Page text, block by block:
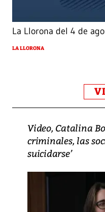
La Llorona del 4 de
LA LLORONA
Video, Catalina
criminales, las
suicidarse’